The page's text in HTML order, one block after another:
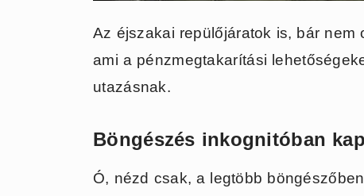
Az éjszakai repülőjáratok is, bár
ami a pénzmegtakarítási
utazásnak.
Böngészés inkognitóban
Ó, nézd csak, a legtöbb